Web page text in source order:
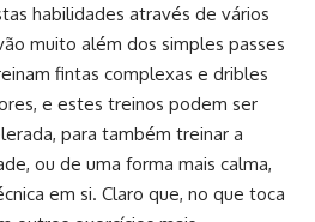
habilidades através de vários
muito além dos simples passes
fintas complexas e dribles
e estes treinos podem ser
para também treinar a
ou de uma forma mais calma,
em si. Claro que, no que toca